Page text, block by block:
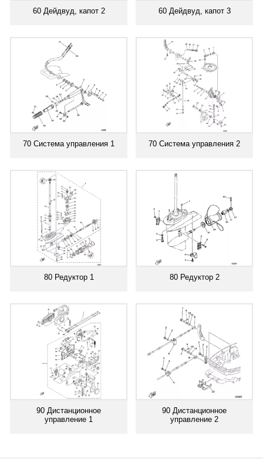
60 Дейдвуд, капот 2 60 Дейдвуд, капот 3
70 Система управления 1 70 Система управления 2
80 Редуктор 1 80 Редуктор 2
90 Дистанционное
управление 1
90 Дистанционное
управление 2